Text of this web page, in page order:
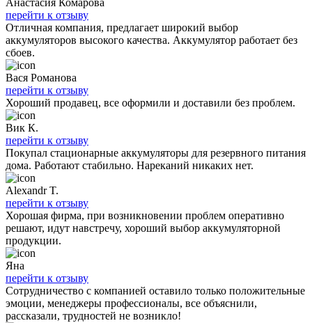
Анастасия Комарова
перейти к отзыву
Отличная компания, предлагает широкий выбор
аккумуляторов высокого качества. Аккумулятор работает без
сбоев.
Вася Романова
перейти к отзыву
Хороший продавец, все оформили и доставили без проблем.
Вик К.
перейти к отзыву
Покупал стационарные аккумуляторы для резервного питания
дома. Работают стабильно. Нареканий никаких нет.
Alexandr T.
перейти к отзыву
Хорошая фирма, при возникновении проблем оперативно
решают, идут навстречу, хороший выбор аккумуляторной
продукции.
Яна
перейти к отзыву
Сотрудничество с компанией оставило только положительные
эмоции, менеджеры профессионалы, все объяснили,
рассказали, трудностей не возникло!